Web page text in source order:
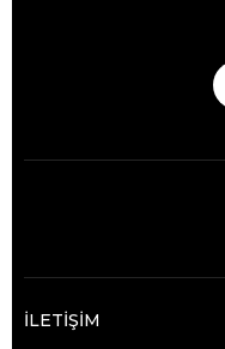
İLETİŞİM